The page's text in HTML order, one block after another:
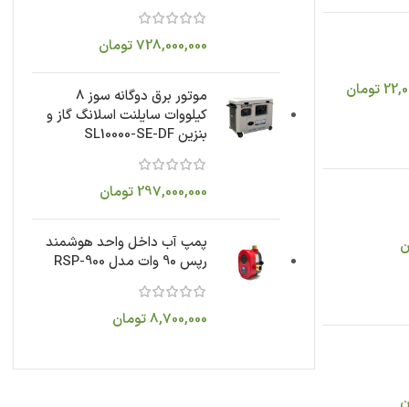
تومان
728,000,000تومان
موتور برق دوگانه سوز 8
کیلووات سایلنت اسلانگ گاز و
بنزین SL10000-SE-DF
297,000,000تومان
پمپ آب داخل واحد هوشمند
رپس 90 وات مدل RSP-900
8,700,000تومان